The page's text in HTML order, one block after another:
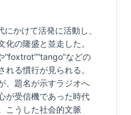
かけて活発に活動し、
の隆盛と並走した。
“foxtrot”“tango”などの
る慣行が見られる。
、題名が示すラジオへ
が受信機であった時代
こうした社会的文脈